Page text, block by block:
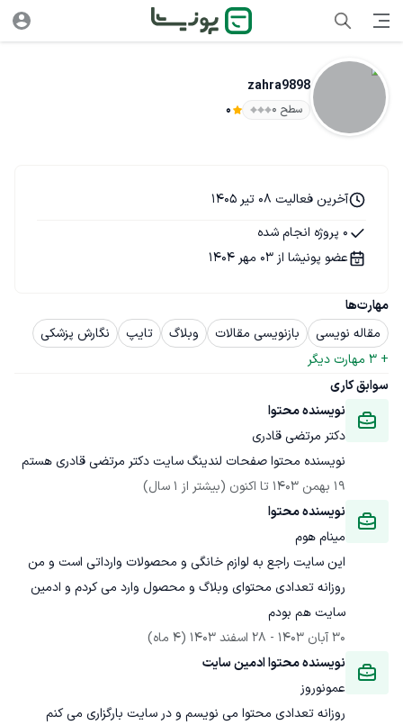
zahra9898
سطح ۰ 0
مهارت‌ها
مقاله نویسی
بازنویسی مقالات وبلاگ تایپ
نگارش پزشکی
+
3 مهارت دیگر
سوابق کاری
نویسنده محتوا
دکتر مرتضی قادری
نویسنده محتوا صفحات لندینگ سایت دکتر مرتضی قادری هستم
19 بهمن 1403
تا اکنون (بیشتر از 1 سال)
نویسنده محتوا
مینام هوم
این سایت راجع به لوازم خانگی و محصولات وارداتی است و من
روزانه تعدادی محتوای وبلاگ و محصول وارد می کردم و ادمین
سایت هم بودم
30 آبان 1403
- 28 اسفند 1403
(4 ماه)
نویسنده محتوا ادمین سایت
عمونوروز
روزانه تعدادی محتوا می نویسم و در سایت بارگزاری می کنم
آخرین فعالیت 08 تیر 1405
0 پروژه انجام شده
عضو پونیشا از 03 مهر 1404